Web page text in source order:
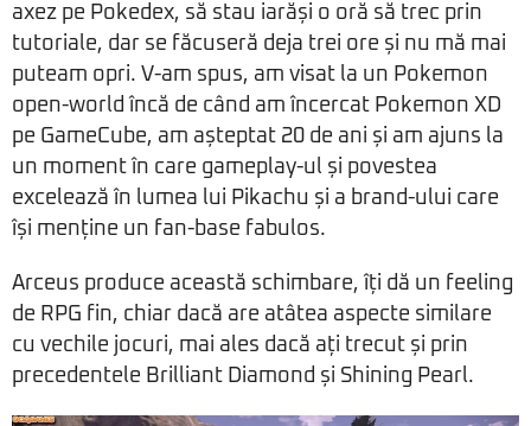
axez pe Pokedex, să stau iarăși o oră să trec prin
tutoriale, dar se făcuseră deja trei ore și nu mă mai
puteam opri. V-am spus, am visat la un Pokemon
open-world încă de când am încercat Pokemon XD
pe GameCube, am așteptat 20 de ani și am ajuns la
un moment în care gameplay-ul și povestea
excelează în lumea lui Pikachu și a brand-ului care
își menține un fan-base fabulos.
Arceus produce această schimbare, îți dă un feeling
de RPG fin, chiar dacă are atâtea aspecte similare
cu vechile jocuri, mai ales dacă ați trecut și prin
precedentele Brilliant Diamond și Shining Pearl.